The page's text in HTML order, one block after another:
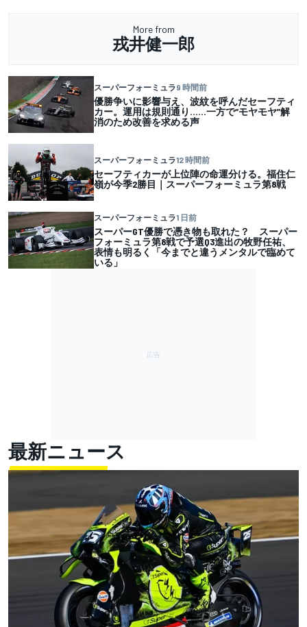
More from
戎井健一郎
スーパーフォーミュラ9 時間前
優勝争いに影響与え、波紋を呼んだセーフティ
カー。運用は規則通り……一方で“モヤモヤ”解
消のため改善を求める声
スーパーフォーミュラ12 時間前
セーフティカーが上位陣の命運分ける。福住仁
嶺が今季2勝目｜スーパーフォーミュラ第8戦
スーパーフォーミュラ1 日前
スーパーGT優勝で憑き物も取れた？ スーパー
フォーミュラ第8戦で予選Q3進出の牧野任祐、
表情も明るく「今までと違うメンタルで臨めて
いる」
最新ニュース